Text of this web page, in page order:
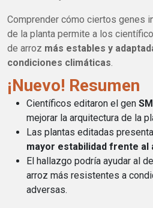
Comprender cómo ciertos genes
de la planta permite a los
de arroz más estables y
condiciones climáticas.
¡Nuevo! Resumen
Científicos editaron el gen SM
mejorar la arquitectura de la
Las plantas editadas
mayor estabilidad frente al
El hallazgo podría ayudar al
arroz más resistentes a
adversas.